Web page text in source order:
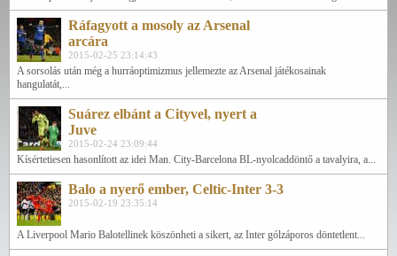
Ráfagyott a mosoly az Arsenal
arcára
2015-02-25 23:14:43
A sorsolás után még a hurráoptimizmus jellemezte az Arsenal játékosainak
hangulatát,...
Suárez elbánt a Cityvel, nyert a
Juve
2015-02-24 23:09:44
Kísértetiesen hasonlított az idei Man. City-Barcelona BL-nyolcaddöntő a tavalyira, a...
Balo a nyerő ember, Celtic-Inter 3-3
2015-02-19 23:35:14
A Liverpool Mario Balotellinek köszönheti a sikert, az Inter gólzáporos döntetlent...